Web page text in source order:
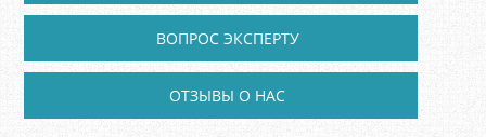
ВОПРОС ЭКСПЕРТУ
ОТЗЫВЫ О НАС